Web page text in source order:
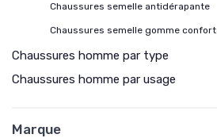
Chaussures semelle antidérapante
Chaussures semelle gomme confort
Chaussures homme par type
Chaussures homme par usage
Marque